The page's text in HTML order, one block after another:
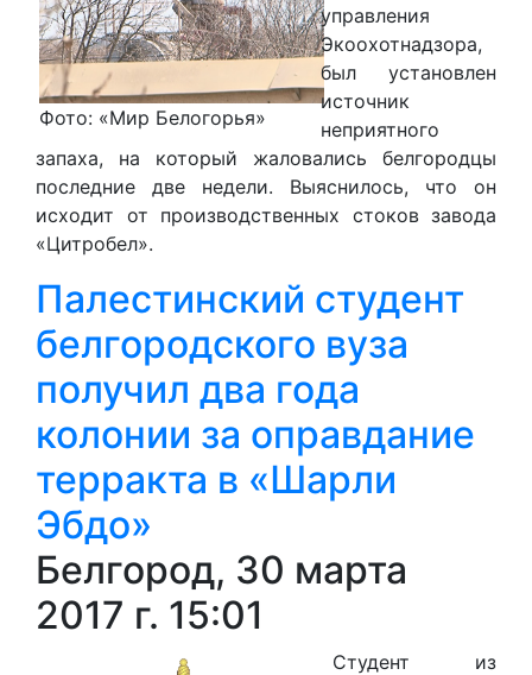
Фото: «Мир Белогорья»
управления
Экоохотнадзора,
был установлен
источник
неприятного
запаха, на который жаловались белгородцы
последние две недели. Выяснилось, что он
исходит от производственных стоков завода
«Цитробел».
Палестинский студент
белгородского вуза
получил два года
колонии за оправдание
терракта в «Шарли
Эбдо»
Белгород, 30 марта
2017 г. 15:01
Студент из